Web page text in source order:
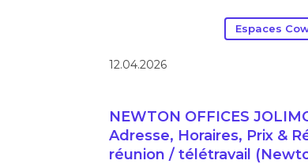
Espaces
12.04.2026
NEWTON OFFICES
Adresse, Horaires, Prix &
réunion / télétravail